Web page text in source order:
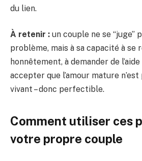
du lien.
À retenir : un couple ne se “juge”
problème, mais à sa capacité à se
honnêtement, à demander de
accepter que l’amour mature n’est
vivant – donc perfectible.
Comment utiliser ces
votre propre couple